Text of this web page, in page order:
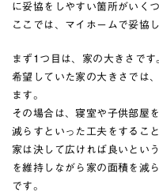
に妥協をしやすい箇所がいく
ここでは、マイホームで妥協
まず1つ目は、家の大きさです
希望していた家の大きさでは
ます。
その場合は、寝室や子供部屋
減らすといった工夫をするこ
家は決して広ければ良いとい
を維持しながら家の面積を減
です。